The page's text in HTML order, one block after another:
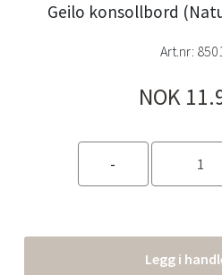
Geilo konsollbord
Art.nr:
NOK
Legg i